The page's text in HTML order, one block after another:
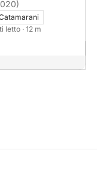
letto · 12 m